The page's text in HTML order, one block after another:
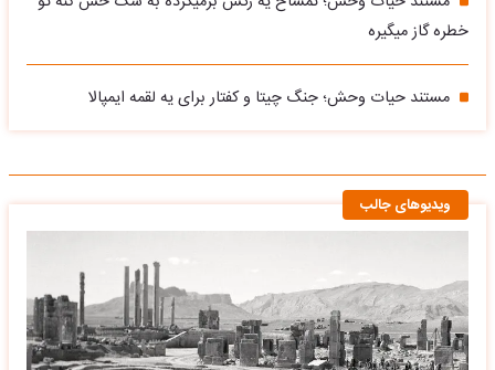
خطره گاز میگیره
مستند حیات وحش؛ جنگ چیتا و کفتار برای یه لقمه ایمپالا
ویدیوهای جالب